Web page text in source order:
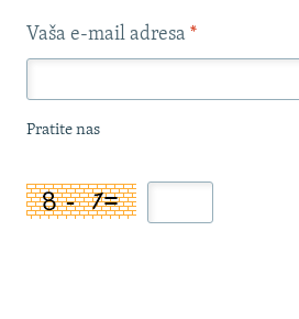
Vaša e-mail adresa *
Pratite nas